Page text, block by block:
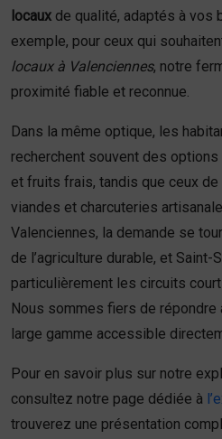
locaux de qualité, adaptés à vos
exemple, pour ceux qui
locaux à Valenciennes, notre
proximité fiable et reconnue.
Dans la même optique, les
recherchent souvent des
et fruits frais, tandis que ceux
viandes et charcuteries
Valenciennes, la demande se
de l’agriculture durable, et Saint-
particulièrement les circuits
Nous sommes fiers de répondre
large gamme accessible
Pour en savoir plus sur notre
consultez notre page dédiée à
trouverez une présentation